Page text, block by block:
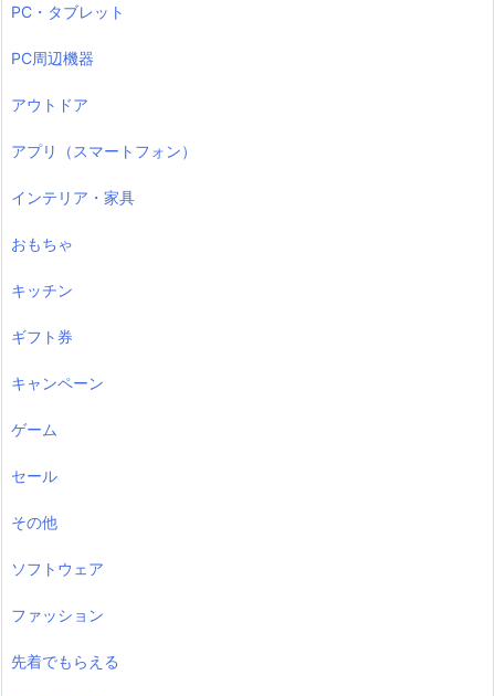
PC・タブレット
PC周辺機器
アウトドア
アプリ（スマートフォン）
インテリア・家具
おもちゃ
キッチン
ギフト券
キャンペーン
ゲーム
セール
その他
ソフトウェア
ファッション
先着でもらえる